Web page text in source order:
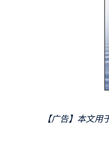
【广告】本文用